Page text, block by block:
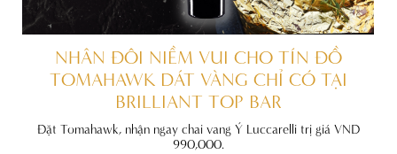
NHÂN ĐÔI NIỀM VUI CHO TÍN ĐỒ
TOMAHAWK DÁT VÀNG CHỈ CÓ TẠI
BRILLIANT TOP BAR
Đặt Tomahawk, nhận ngay chai vang Ý Luccarelli trị giá VND
990,000.